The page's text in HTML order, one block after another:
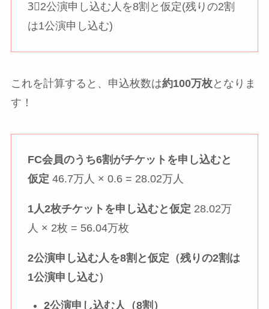
3⃣2公演申し込む人を8割と仮定(残りの2割
は1公演申し込む)
これを計算すると、申込枚数は約100万枚となりま
す！
FC会員のうち6割がチケットを申し込むと
仮定 46.7万人 × 0.6 = 28.02万人
1人2枚チケットを申し込むと仮定 28.02万
人 × 2枚 = 56.04万枚
2公演申し込む人を8割と仮定（残りの2割は
1公演申し込む）
2公演申し込む人（8割）